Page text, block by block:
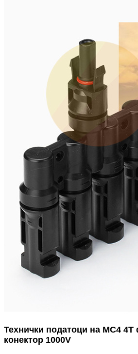
Технички податоци на MC4 4T
конектор 1000V